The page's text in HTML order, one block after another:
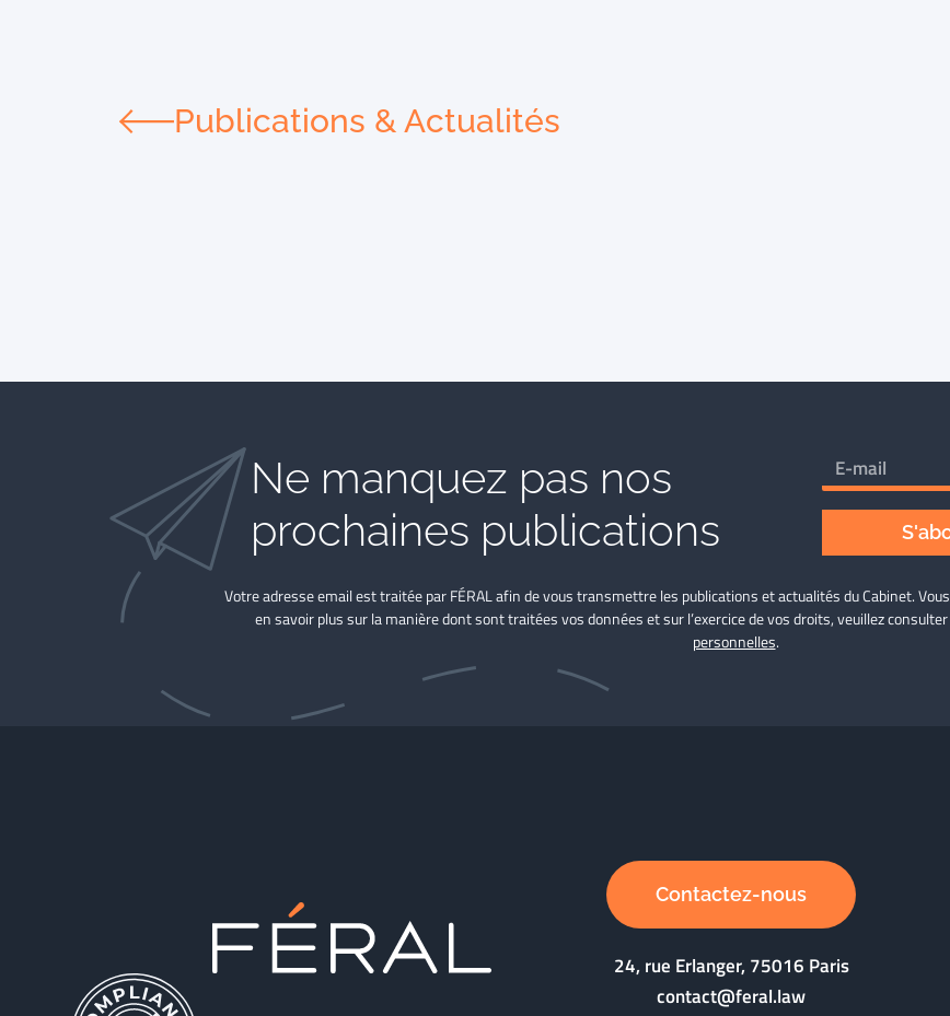
Publications & Actualités
Ne manquez pas nos
prochaines publications
Votre adresse email est traitée par FÉRAL afin de vous transmettre les publications et actualités du Cabinet.
en savoir plus sur la manière dont sont traitées vos données et sur l’exercice de vos droits, veuillez
personnelles.
Contactez-nous
24, rue Erlanger, 75016 Paris
contact@feral.law